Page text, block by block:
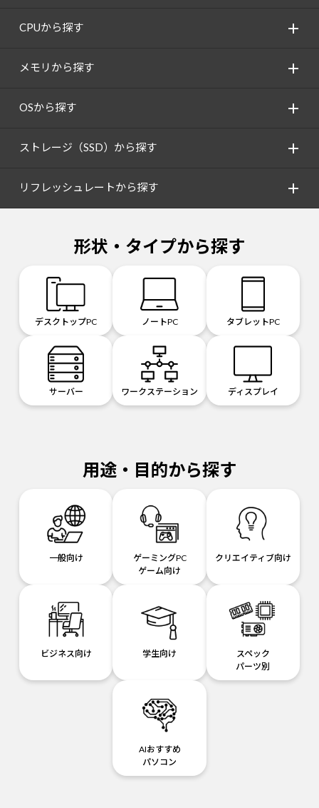
CPUから探す
メモリから探す
OSから探す
ストレージ（SSD）から探す
リフレッシュレートから探す
形状・タイプから探す
デスクトップPC ノートPC タブレットPC
サーバー ワークステーション ディスプレイ
用途・目的から探す
一般向け
ゲーミングPC
ゲーム向け
クリエイティブ向け
ビジネス向け 学生向け
スペック
パーツ別
AIおすすめ
パソコン